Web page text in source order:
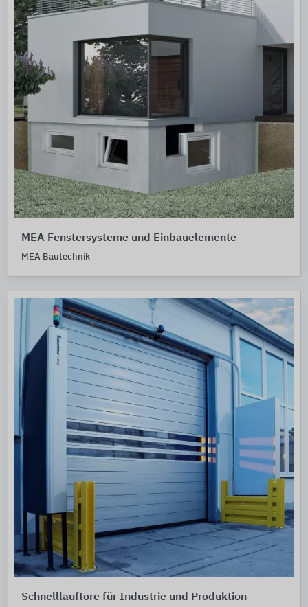
MEA Fenstersysteme und Einbauelemente
MEA Bautechnik
Schnelllauftore für Industrie und Produktion